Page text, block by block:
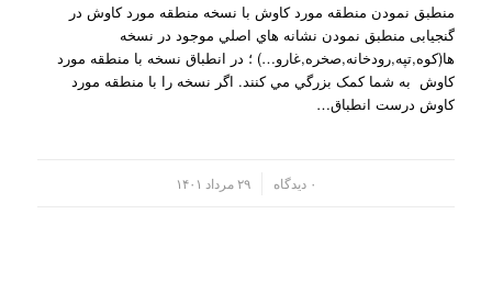
منطبق نمودن منطقه مورد کاوش با نسخه منطقه مورد کاوش در
گنجیابی منطبق نمودن نشانه هاي اصلي موجود در نسخه
ها(کوه,تپه,رودخانه,صخره,غارو…) ؛ در انطباق نسخه با منطقه مورد
کاوش به شما کمک بزرگي مي کنند. اگر نسخه را با منطقه مورد
کاوش درست انطباق…
۰ دیدگاه ۲۹ مرداد ۱۴۰۱